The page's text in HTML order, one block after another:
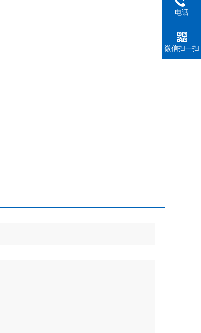
电话
微信扫一扫